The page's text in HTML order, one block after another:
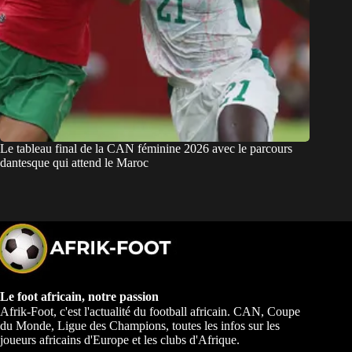
Le tableau final de la CAN féminine 2026 avec le parcours
dantesque qui attend le Maroc
Le foot africain, notre passion
Afrik-Foot, c'est l'actualité du football africain. CAN, Coupe
du Monde, Ligue des Champions, toutes les infos sur les
joueurs africains d'Europe et les clubs d'Afrique.